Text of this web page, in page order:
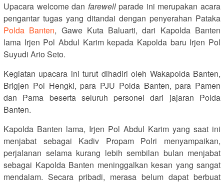
Upacara welcome dan farewellparade ini merupakan acara
pengantar tugas yang ditandai dengan penyerahan Pataka
Polda Banten, Gawe Kuta Baluarti, dari Kapolda Banten
lama Irjen Pol Abdul Karim kepada Kapolda baru Irjen Pol
Suyudi Ario Seto.
Kegiatan upacara ini turut dihadiri oleh Wakapolda Banten,
Brigjen Pol Hengki, para PJU Polda Banten, para Pamen
dan Pama beserta seluruh personel dari jajaran Polda
Banten.
Kapolda Banten lama, Irjen Pol Abdul Karim yang saat ini
menjabat sebagai Kadiv Propam Polri menyampaikan,
perjalanan selama kurang lebih sembilan bulan menjabat
sebagai Kapolda Banten meninggalkan kesan yang sangat
mendalam. Secara pribadi, merasa belum dapat berbuat